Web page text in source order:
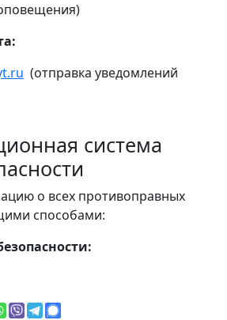
(отправка уведомлений
система
о всех противоправных
способами: